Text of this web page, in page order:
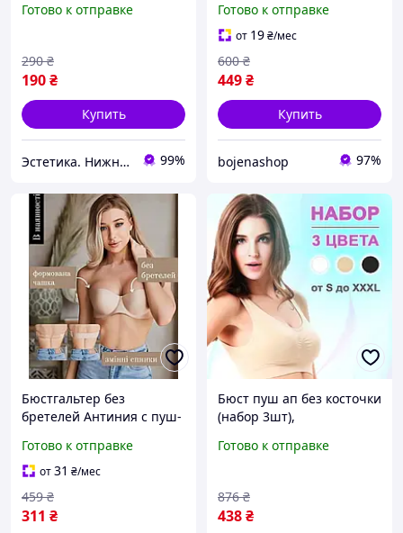
бесшовный балконет
Готово к отправке
190₴
290 ₴
Купить
Эстетика. Нижнее белье. 99%
регулируемых бретелях,
формованный
невидимый женский
бюстгальтер
Готово к отправке
от 19₴/мес
449₴
600 ₴
Купить
bojenashop 97%
Бюстгальтер без
бретелей Антиния с пуш-
универсальный женский
бюстгальтер для
открытой спины,
Готово к отправке
от31 ₴/мес
311 ₴
459 ₴
Бюст пуш ап без косточки
(набор 3шт),
косточек, Бесшовные
большую грудь, MTS
Готово к отправке
438₴
876 ₴